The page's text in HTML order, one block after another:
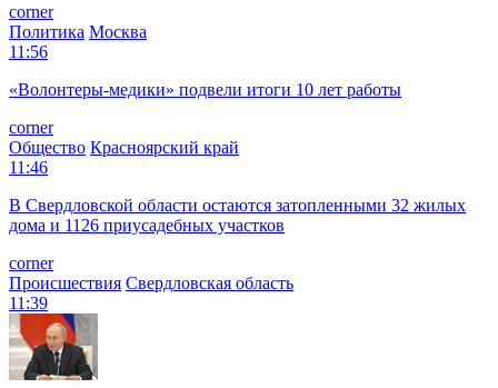
corner
Политика Москва
11:56
«Волонтеры-медики» подвели итоги 10 лет работы
corner
Общество Красноярский край
11:46
В Свердловской области остаются затопленными 32 жилых
дома и 1126 приусадебных участков
corner
Происшествия Свердловская область
11:39